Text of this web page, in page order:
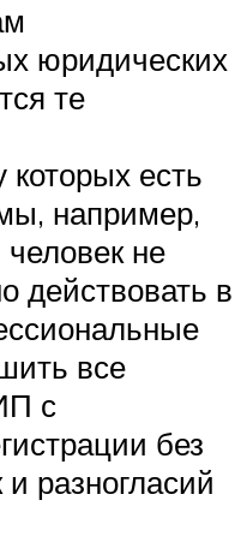
юридических
те
есть
например,
не
действовать в
все
с
без
разногласий